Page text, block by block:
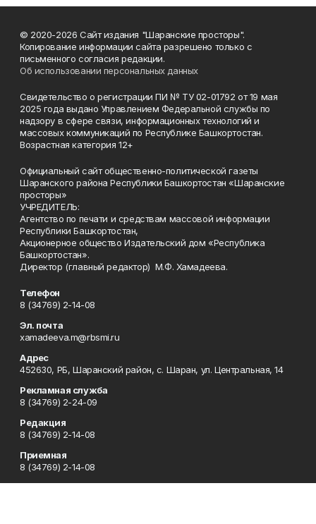
© 2020-2026 Сайт издания "Шаранские просторы".
Копирование информации сайта разрешено только с
письменного согласия редакции.
Об использовании персональных данных
Свидетельство о регистрации ПИ № ТУ 02-01792 от 19 мая
2025 года выдано Управлением Федеральной службы по
надзору в сфере связи, информационных технологий и
массовых коммуникаций по Республике Башкортостан.
Возрастная категория 12+
Официальный сайт общественно-политической газеты
Шаранского района Республики Башкортостан «Шаранские
просторы»
УЧРЕДИТЕЛЬ:
Агентство по печати и средствам массовой информации
Республики Башкортостан,
Акционерное общество Издательский дом «Республика
Башкортостан».
Директор (главный редактор) М.Ф. Хамадеева.
Телефон
8 (34769) 2-14-08
Эл. почта
xamadeeva.m@rbsmi.ru
Адрес
452630, РБ, Шаранский район, с. Шаран, ул. Центральная, 14
Рекламная служба
8 (34769) 2-24-09
Редакция
8 (34769) 2-14-08
Приемная
8 (34769) 2-14-08